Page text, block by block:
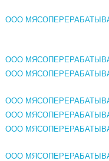
ООО
ООО
ООО
ООО
ООО
ООО
ООО